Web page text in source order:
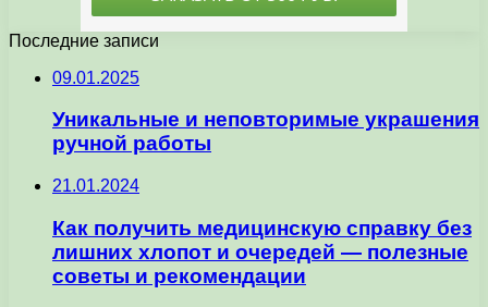
Последние записи
09.01.2025
Уникальные и неповторимые украшения
ручной работы
21.01.2024
Как получить медицинскую справку без
лишних хлопот и очередей — полезные
советы и рекомендации